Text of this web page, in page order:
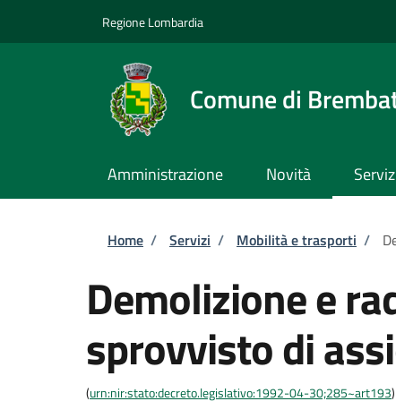
Regione Lombardia
Comune di
Amministrazione Novità
Briciole di pane
Home / Servizi / Mobilità e trasporti /
Demolizione e
sprovvisto di
(urn:nir:stato:decreto.legislativo:1992-04-30;285~art193)